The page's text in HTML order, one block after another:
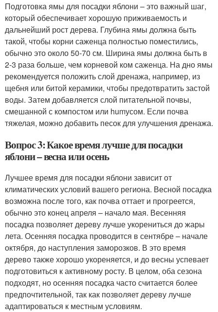
Подготовка ямы для посадки яблони – это важный шаг,
который обеспечивает хорошую приживаемость и
дальнейший рост дерева. Глубина ямы должна быть
такой, чтобы корни саженца полностью поместились,
обычно это около 50-70 см. Ширина ямы должна быть в
2-3 раза больше, чем корневой ком саженца. На дно ямы
рекомендуется положить слой дренажа, например, из
щебня или битой керамики, чтобы предотвратить застой
воды. Затем добавляется слой питательной почвы,
смешанной с компостом или humусом. Если почва
тяжелая, можно добавить песок для улучшения дренажа.
Вопрос 3: Какое время лучше для посадки
яблони – весна или осень
Лучшее время для посадки яблони зависит от
климатических условий вашего региона. Весной посадка
возможна после того, как почва оттает и прогреется,
обычно это конец апреля – начало мая. Весенняя
посадка позволяет дереву лучше укорениться до жары
лета. Осенняя посадка проводится в сентябре – начале
октября, до наступления заморозков. В это время
дерево также хорошо укореняется, и до весны успевает
подготовиться к активному росту. В целом, оба сезона
подходят, но осенняя посадка часто считается более
предпочтительной, так как позволяет дереву лучше
адаптироваться к местным условиям.